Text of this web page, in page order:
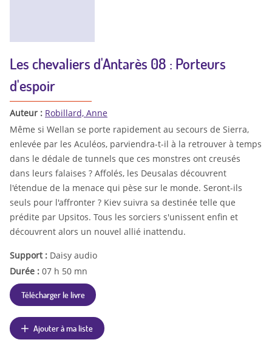
Les chevaliers d'Antarès 08 : Porteurs
d'espoir
Auteur : Robillard, Anne
Même si Wellan se porte rapidement au secours de Sierra,
enlevée par les Aculéos, parviendra-t-il à la retrouver à temps
dans le dédale de tunnels que ces monstres ont creusés
dans leurs falaises ? Affolés, les Deusalas découvrent
l'étendue de la menace qui pèse sur le monde. Seront-ils
seuls pour l'affronter ? Kiev suivra sa destinée telle que
prédite par Upsitos. Tous les sorciers s'unissent enfin et
découvrent alors un nouvel allié inattendu.
Support : Daisy audio
Durée : 07 h 50 mn
Télécharger le livre
Ajouter à ma liste